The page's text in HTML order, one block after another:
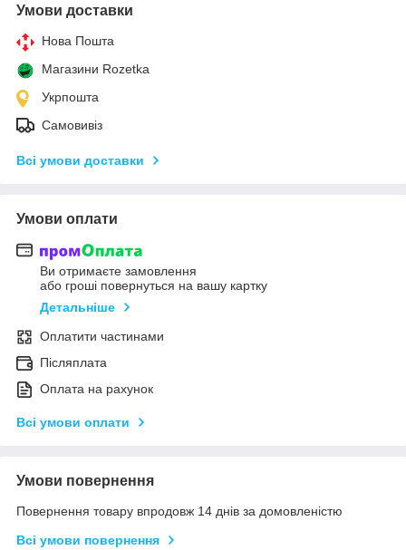
Умови доставки
Нова Пошта
Магазини Rozetka
Укрпошта
Самовивіз
Всі умови доставки
Умови оплати
Ви отримаєте замовлення
або гроші повернуться на вашу картку
Детальніше
Оплатити частинами
Післяплата
Оплата на рахунок
Всі умови оплати
Умови повернення
Повернення товару впродовж 14 днів за домовленістю
Всі умови повернення